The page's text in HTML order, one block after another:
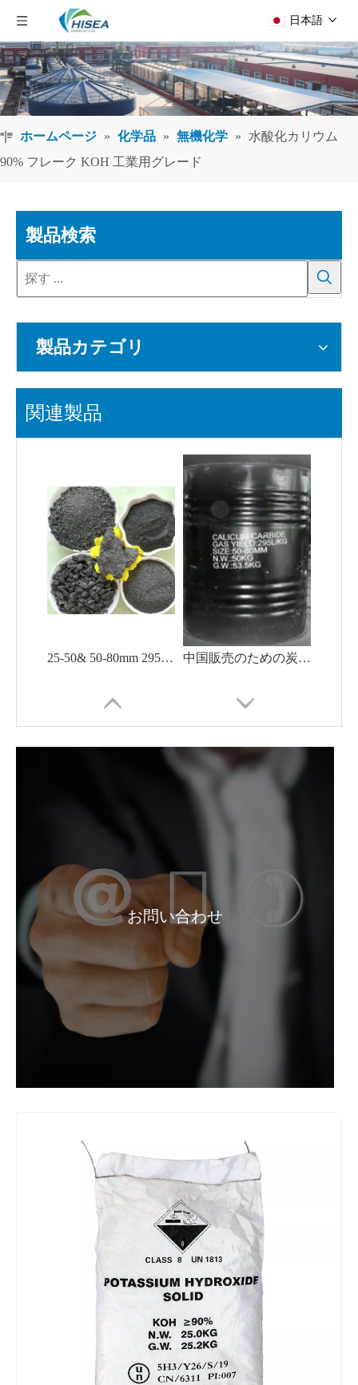
日本語
ホームページ » 化学品 » 無機化学 »
水酸化カリウム
90% フレーク KOH 工業用グレード
製品検索
製品カテゴリ
関連製品
25-50& 50-80mm 295L-315L/Kg 最小炭化カルシウム 50kg/ドラム 中国販売のための炭化カルシウム 50-80 mm
粉末工業グレードのハイドロサルファイトナトリウム
水処理用次亜塩素酸ナトリウム12%
お問い合わせ